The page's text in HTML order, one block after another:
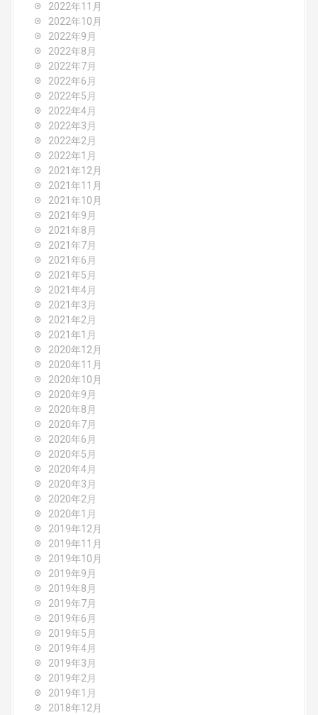
2022年11月
2022年10月
2022年9月
2022年8月
2022年7月
2022年6月
2022年5月
2022年4月
2022年3月
2022年2月
2022年1月
2021年12月
2021年11月
2021年10月
2021年9月
2021年8月
2021年7月
2021年6月
2021年5月
2021年4月
2021年3月
2021年2月
2021年1月
2020年12月
2020年11月
2020年10月
2020年9月
2020年8月
2020年7月
2020年6月
2020年5月
2020年4月
2020年3月
2020年2月
2020年1月
2019年12月
2019年11月
2019年10月
2019年9月
2019年8月
2019年7月
2019年6月
2019年5月
2019年4月
2019年3月
2019年2月
2019年1月
2018年12月